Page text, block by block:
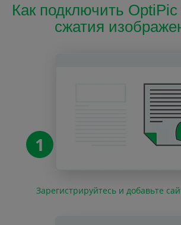
Как подключить
сжатия
1
Зарегистрируйтесь и добавьте